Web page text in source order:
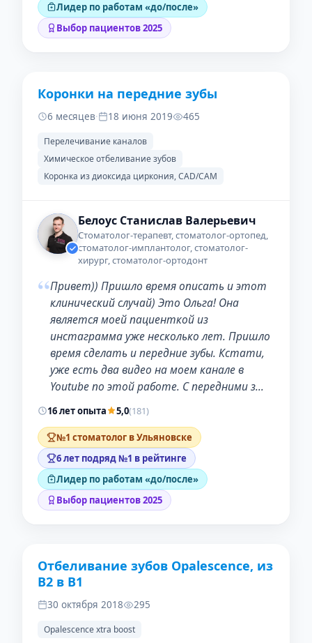
Лидер по работам «до/после»
Выбор пациентов 2025
ДО
Коронки на передние зубы
6 месяцев· 18 июня 2019 465
Перелечивание каналов
Химическое отбеливание зубов
Коронка из диоксида циркония, CAD/CAM
Белоус Станислав Валерьевич
Стоматолог-терапевт, стоматолог-ортопед,
стоматолог-имплантолог, стоматолог-
хирург, стоматолог-ортодонт
“Привет)) Пришло время описать и этот
клинический случай) Это Ольга! Она
является моей пациенткой из
инстаграмма уже несколько лет. Пришло
время сделать и передние зубы. Кстати,
уже есть два видео на моем канале в
Youtube по этой работе. С передними з…
16 лет опыта 5,0(181)
№1 стоматолог в Ульяновске
6 лет подряд №1 в рейтинге
Лидер по работам «до/после»
Выбор пациентов 2025
ДО ПОСЛЕ
Отбеливание зубов Opalescence, из
B2 в B1
30 октября 2018 295
Opalescence xtra boost